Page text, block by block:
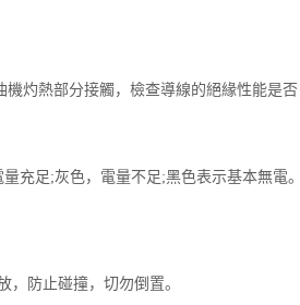
灼熱部分接觸，檢查導線的絕緣性能是
充足;灰色，電量不足;黑色表示基本無電。
防止碰撞，切勿倒置。